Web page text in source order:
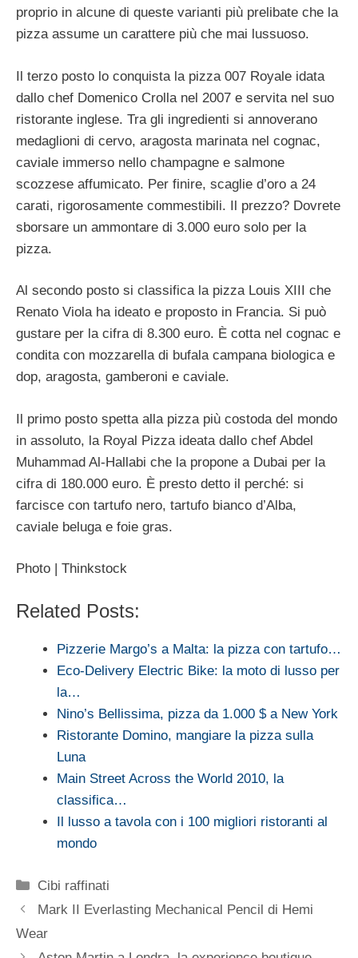
proprio in alcune di queste varianti più prelibate che la
pizza assume un carattere più che mai lussuoso.
Il terzo posto lo conquista la pizza 007 Royale idata
dallo chef Domenico Crolla nel 2007 e servita nel suo
ristorante inglese. Tra gli ingredienti si annoverano
medaglioni di cervo, aragosta marinata nel cognac,
caviale immerso nello champagne e salmone
scozzese affumicato. Per finire, scaglie d’oro a 24
carati, rigorosamente commestibili. Il prezzo? Dovrete
sborsare un ammontare di 3.000 euro solo per la
pizza.
Al secondo posto si classifica la pizza Louis XIII che
Renato Viola ha ideato e proposto in Francia. Si può
gustare per la cifra di 8.300 euro. È cotta nel cognac e
condita con mozzarella di bufala campana biologica e
dop, aragosta, gamberoni e caviale.
Il primo posto spetta alla pizza più costoda del mondo
in assoluto, la Royal Pizza ideata dallo chef Abdel
Muhammad Al-Hallabi che la propone a Dubai per la
cifra di 180.000 euro. È presto detto il perché: si
farcisce con tartufo nero, tartufo bianco d’Alba,
caviale beluga e foie gras.
Photo | Thinkstock
Related Posts:
Pizzerie Margo’s a Malta: la pizza con tartufo…
Eco-Delivery Electric Bike: la moto di lusso per
la…
Nino’s Bellissima, pizza da 1.000 $ a New York
Ristorante Domino, mangiare la pizza sulla
Luna
Main Street Across the World 2010, la
classifica…
Il lusso a tavola con i 100 migliori ristoranti al
mondo
Categorie
Cibi raffinati
Mark II Everlasting Mechanical Pencil di Hemi
Wear